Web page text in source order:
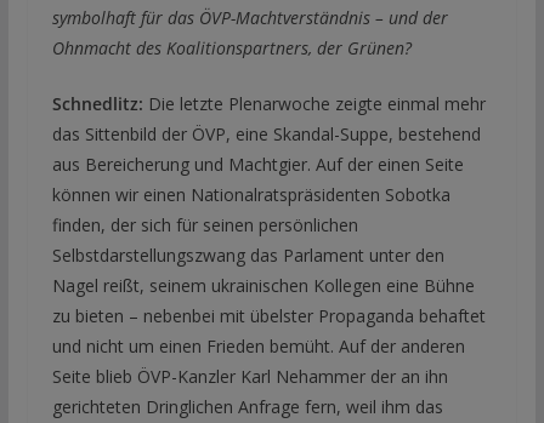
symbolhaft für das ÖVP-Machtverständnis – und der
Ohnmacht des Koalitionspartners, der Grünen?
Schnedlitz: Die letzte Plenarwoche zeigte einmal mehr
das Sittenbild der ÖVP, eine Skandal-Suppe, bestehend
aus Bereicherung und Machtgier. Auf der einen Seite
können wir einen Nationalratspräsidenten Sobotka
finden, der sich für seinen persönlichen
Selbstdarstellungszwang das Parlament unter den
Nagel reißt, seinem ukrainischen Kollegen eine Bühne
zu bieten – nebenbei mit übelster Propaganda behaftet
und nicht um einen Frieden bemüht. Auf der anderen
Seite blieb ÖVP-Kanzler Karl Nehammer der an ihn
gerichteten Dringlichen Anfrage fern, weil ihm das